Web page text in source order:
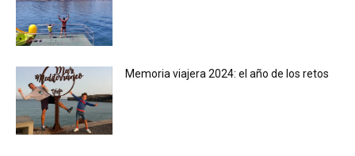
Memoria viajera 2024: el año de los retos